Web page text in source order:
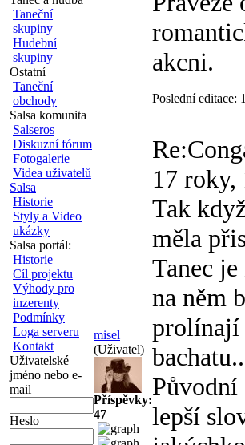
Taneční
skupiny
Hudební
skupiny
Ostatní
Taneční
obchody
Salsa komunita
Salseros
Diskuzní fórum
Fotogalerie
Videa uživatelů
Salsa
Historie
Styly a Video
ukázky
Salsa portál:
Historie
Cíl projektu
Výhody pro
inzerenty
Podmínky
Loga serveru
Kontakt
Uživatelské
jméno nebo e-
mail
Heslo
akcni.
Poslední editace:
misel
(Uživatel)
Příspěvky:
47
17 roky,
Tak
měla
Tanec
na něm
prolínají
Původní
lepší